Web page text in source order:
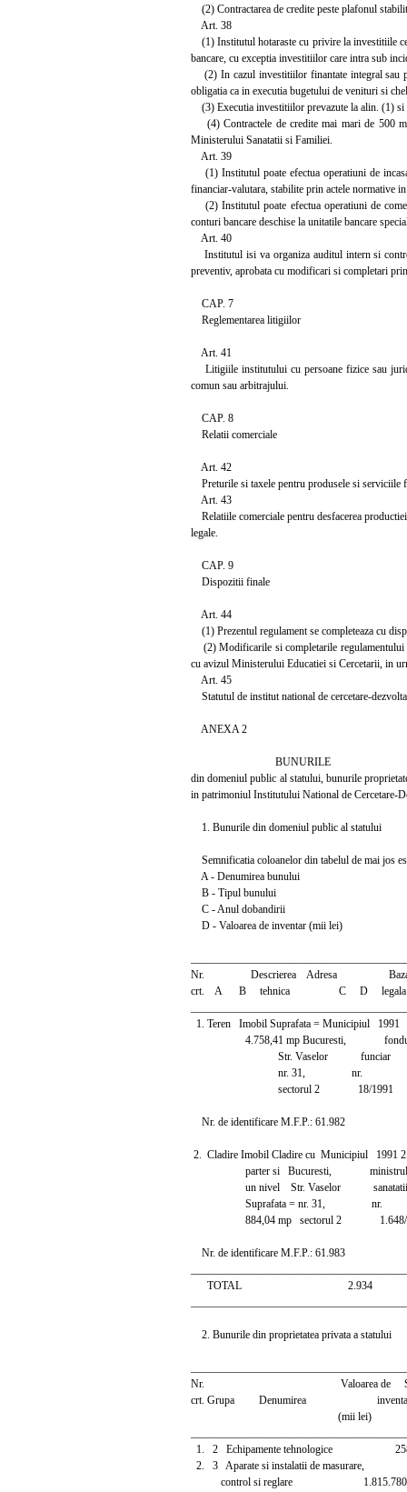
(2) Contractarea de credite peste plafonul
Art. 38
(1) Institutul hotaraste cu privire la investitiile
bancare, cu exceptia investitiilor care intra sub
(2) In cazul investitiilor finantate integral sau
obligatia ca in executia bugetului de venituri si
(3) Executia investitiilor prevazute la alin. (1) si
(4) Contractele de credite mai mari de 500
Ministerului Sanatatii si Familiei.
Art. 39
(1) Institutul poate efectua operatiuni de
financiar-valutara, stabilite prin actele normative
(2) Institutul poate efectua operatiuni de
conturi bancare deschise la unitatile bancare
Art. 40
Institutul isi va organiza auditul intern si
preventiv, aprobata cu modificari si completari
CAP. 7
Reglementarea litigiilor
Art. 41
Litigiile institutului cu persoane fizice sau
comun sau arbitrajului.
CAP. 8
Relatii comerciale
Art. 42
Preturile si taxele pentru produsele si serviciile
Art. 43
Relatiile comerciale pentru desfacerea
legale.
CAP. 9
Dispozitii finale
Art. 44
(1) Prezentul regulament se completeaza cu
(2) Modificarile si completarile regulamentului
cu avizul Ministerului Educatiei si Cercetarii, in
Art. 45
Statutul de institut national de cercetare-
ANEXA 2
BUNURILE
din domeniul public al statului, bunurile
in patrimoniul Institutului National de Cercetare-
1. Bunurile din domeniul public al statului
Semnificatia coloanelor din tabelul de mai jos
A - Denumirea bunului
B - Tipul bunului
C - Anul dobandirii
D - Valoarea de inventar (mii lei)
Nr. Descrierea Adresa Baza
crt. A B tehnica C D legala
1. Teren Imobil Suprafata = Municipiul
4.758,41 mp Bucuresti, fondului
Str. Vaselor funciar
nr. 31, nr.
sectorul 2 18/1991
Nr. de identificare M.F.P.: 61.982
2. Cladire Imobil Cladire cu Municipiul
parter si Bucuresti, ministrului
un nivel Str. Vaselor sanatatii
Suprafata = nr. 31, nr.
884,04 mp sectorul 2 1.648/
Nr. de identificare M.F.P.: 61.983
TOTAL 2.934
2. Bunurile din proprietatea privata a statului
Nr. Valoarea de
crt. Grupa Denumirea
(mii lei)
1. 2 Echipamente tehnologice
2. 3 Aparate si instalatii de masurare,
control si reglare 1.815.780 In